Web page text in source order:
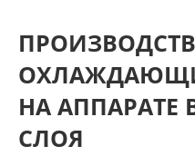
НА АППАРАТЕ
СЛОЯ